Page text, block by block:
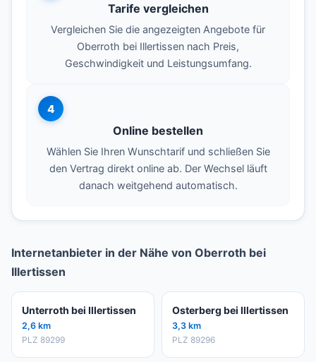
Tarife vergleichen
Vergleichen Sie die angezeigten Angebote für
Oberroth bei Illertissen nach Preis,
Geschwindigkeit und Leistungsumfang.
4
Online bestellen
Wählen Sie Ihren Wunschtarif und schließen Sie
den Vertrag direkt online ab. Der Wechsel läuft
danach weitgehend automatisch.
Internetanbieter in der Nähe von Oberroth bei
Illertissen
Unterroth bei Illertissen
2,6 km
PLZ 89299
Osterberg bei Illertissen
3,3 km
PLZ 89296